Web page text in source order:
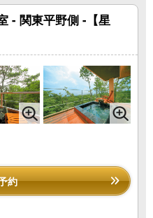
- 関東平野側 -【星
約